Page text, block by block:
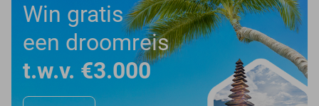
Win gratis
een droomreis
t.w.v. €3.000